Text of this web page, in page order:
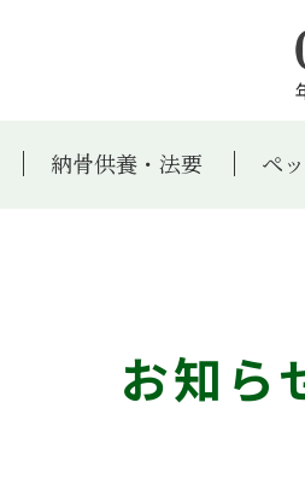
納骨供養・法要 ペ
お知ら